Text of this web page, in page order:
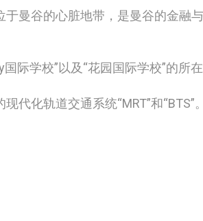
曼谷的心脏地带，是曼谷的金融
际学校”以及“花园国际学校”的所
代化轨道交通系统“MRT”和